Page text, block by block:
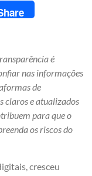
é
nas informações
de
claros e atualizados
para que o
os riscos do
cresceu